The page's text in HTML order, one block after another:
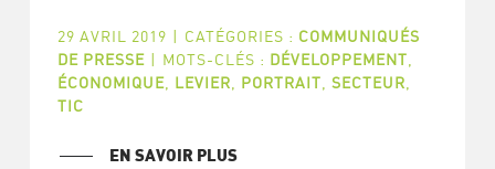
29 AVRIL 2019 | CATÉGORIES : COMMUNIQUÉS
DE PRESSE | MOTS-CLÉS : DÉVELOPPEMENT
ÉCONOMIQUE, LEVIER PORTRAIT SECTEUR
TIC
EN SAVOIR PLUS